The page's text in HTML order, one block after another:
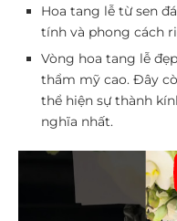
Hoa tang lễ từ sen
tính và phong cách
Vòng hoa tang lễ
thẩm mỹ cao. Đây
thể hiện sự thành
nghĩa nhất.